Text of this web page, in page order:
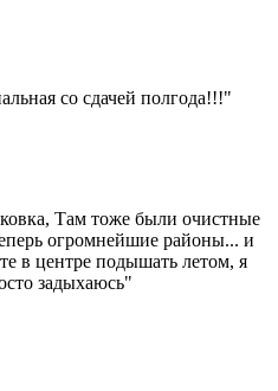
со сдачей полгода!!!"
Там тоже были очистные
огромнейшие районы... и
в центре подышать летом, я
задыхаюсь"